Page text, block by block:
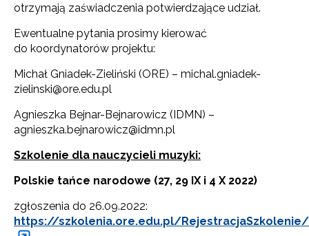
otrzymają zaświadczenia potwierdzające udział.
Ewentualne pytania prosimy kierować
do koordynatorów projektu:
Michał Gniadek-Zieliński (ORE) – michal.gniadek-
zielinski@ore.edu.pl
Agnieszka Bejnar-Bejnarowicz (IDMN) –
agnieszka.bejnarowicz@idmn.pl
Szkolenie dla nauczycieli muzyki:
Polskie tańce narodowe (27, 29 IX i 4 X 2022)
zgłoszenia do 26.09.2022:
https://szkolenia.ore.edu.pl/